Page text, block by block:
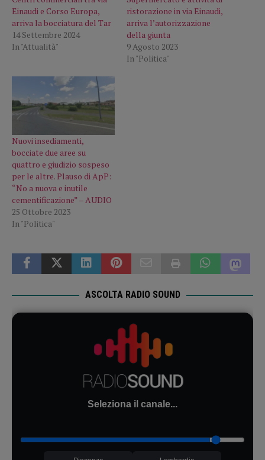
Einaudi e Corso Europa,
arriva la bocciatura del Tar
14 Settembre 2024
In "Attualità"
ristorazione in via Einaudi,
arriva l’autorizzazione
della giunta
9 Agosto 2023
In "Politica"
Nuovi insediamenti,
bocciate due aree su
quattro e giudizio sospeso
per le altre. Plauso di ApP:
“No a nuova e inutile
cementificazione” – AUDIO
25 Ottobre 2023
In "Politica"
ASCOLTA RADIO SOUND
Seleziona il canale...